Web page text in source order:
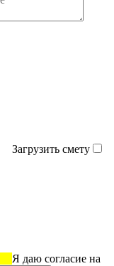
Загрузить смету
Я даю согласие на